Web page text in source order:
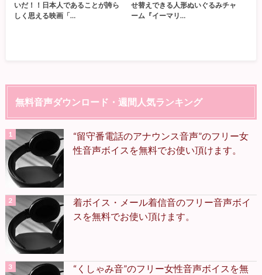
いだ！！日本人であることが誇ら
しく思える映画「…
せ替えできる人形ぬいぐるみチャ
ーム『イーマリ…
無料音声ダウンロード・週間人気ランキング
“留守番電話のアナウンス音声”のフリー女
性音声ボイスを無料でお使い頂けます。
着ボイス・メール着信音のフリー音声ボイ
スを無料でお使い頂けます。
“くしゃみ音”のフリー女性音声ボイスを無